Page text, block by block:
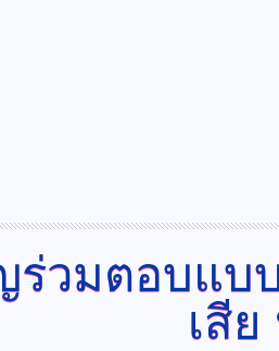
ร่วมตอบแบ
เสีย